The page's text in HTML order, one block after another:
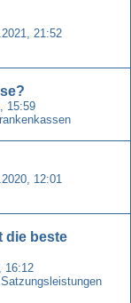
21:52
15:59
12:01
die beste
16:12